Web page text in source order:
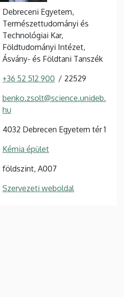
Debreceni Egyetem,
Természettudományi és
Technológiai Kar,
Földtudományi Intézet,
Ásvány- és Földtani Tanszék
+36 52 512 900 22529
benko.zsolt@science.unideb.
hu
4032 Debrecen Egyetem tér 1
Kémia épület
földszint, A007
Szervezeti weboldal